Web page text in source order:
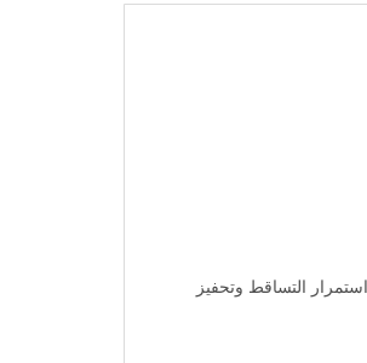
من عمر 18 إلى 65 عامًا، إذ يساعد على تقليل استمرار التساقط وتحفيز